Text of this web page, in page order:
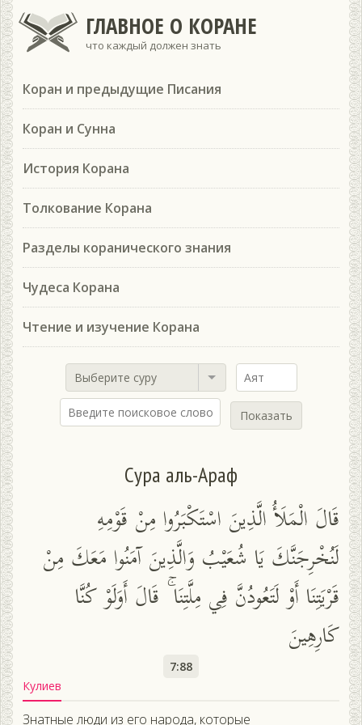
ГЛАВНОЕ О КОРАНЕ
что каждый должен знать
Коран и предыдущие Писания
Коран и Сунна
История Корана
Толкование Корана
Разделы коранического знания
Чудеса Корана
Чтение и изучение Корана
Выберите суру
Показать
Сура аль-Араф
قَالَ الْمَلَأُ الَّذِينَ اسْتَكْبَرُوا مِنْ قَوْمِهِ
لَنُخْرِجَنَّكَ يَا شُعَيْبُ وَالَّذِينَ آمَنُوا مَعَكَ مِنْ
قَرْيَتِنَا أَوْ لَتَعُودُنَّ فِي مِلَّتِنَا ۚ قَالَ أَوَلَوْ كُنَّا
كَارِهِينَ
7:88
Кулиев
Знатные люди из его народа, которые